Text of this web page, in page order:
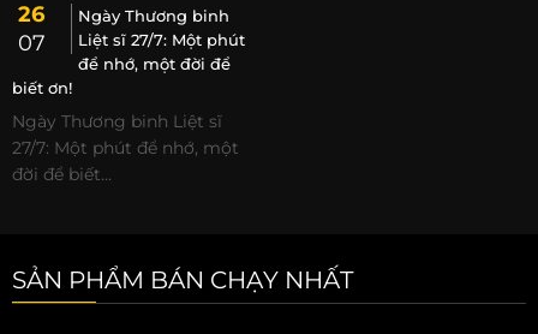
26
07
Ngày Thương binh
Liệt sĩ 27/7: Một phút
để nhớ, một đời để
biết ơn!
Ngày Thương binh Liệt sĩ
27/7: Một phút để nhớ, một
đời để biết...
SẢN PHẨM BÁN CHẠY NHẤT